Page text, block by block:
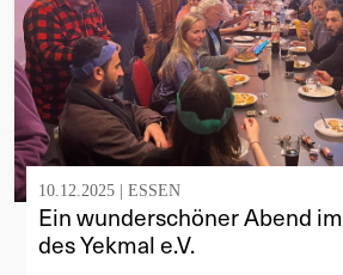
10.12.2025 | ESSEN
Ein wunderschöner Abend
des Yekmal e.V.